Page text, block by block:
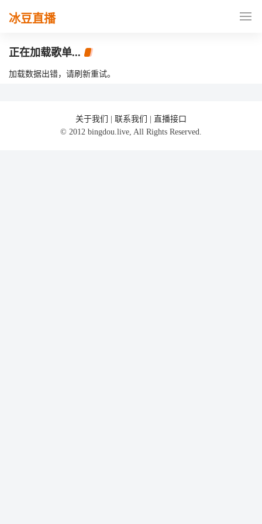
冰豆直播
正在加载歌单...
加载数据出错，请刷新重试。
关于我们 联系我们
直播接口
© 2012 bingdou.live, All Rights Reserved.